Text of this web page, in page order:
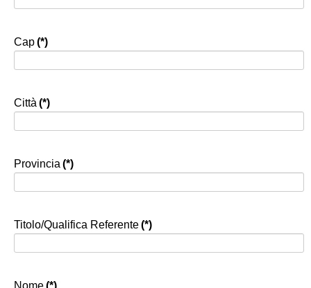
Cap(*)
Città (*)
Provincia (*)
Titolo/Qualifica Referente(*)
Nome(*)